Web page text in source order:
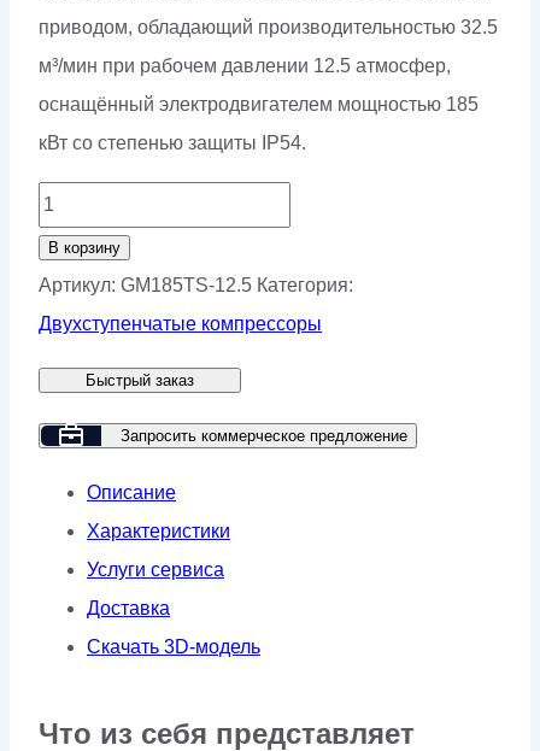
приводом, обладающий производительностью 32.5
м³/мин при рабочем давлении 12.5 атмосфер,
оснащённый электродвигателем мощностью 185
кВт со степенью защиты IP54.
Количество
товара
Винтовой
компрессор
GM
185TS-
В корзину
Артикул: GM185TS-12.5 Категория:
Двухступенчатые компрессоры
Быстрый заказ
Запросить коммерческое предложение
Описание
Характеристики
Услуги сервиса
Доставка
Скачать 3D-модель
Что из себя представляет